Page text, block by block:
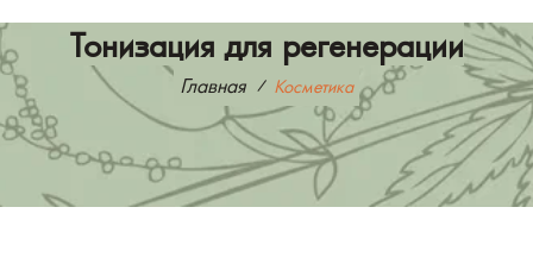
Тонизация для регенерации
Главная Косметика